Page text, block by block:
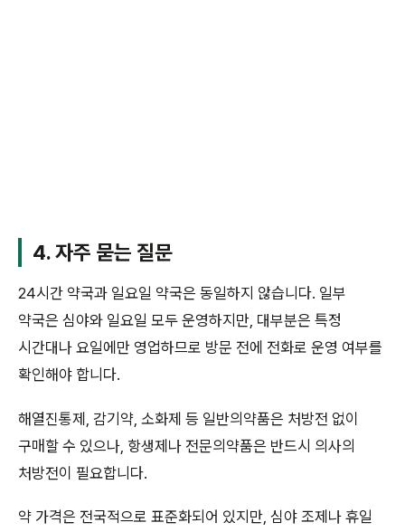
4. 자주 묻는 질문
24시간 약국과 일요일 약국은 동일하지 않습니다. 일부
약국은 심야와 일요일 모두 운영하지만, 대부분은 특정
시간대나 요일에만 영업하므로 방문 전에 전화로 운영 여부를
확인해야 합니다.
해열진통제, 감기약, 소화제 등 일반의약품은 처방전 없이
구매할 수 있으나, 항생제나 전문의약품은 반드시 의사의
처방전이 필요합니다.
약 가격은 전국적으로 표준화되어 있지만, 심야 조제나 휴일